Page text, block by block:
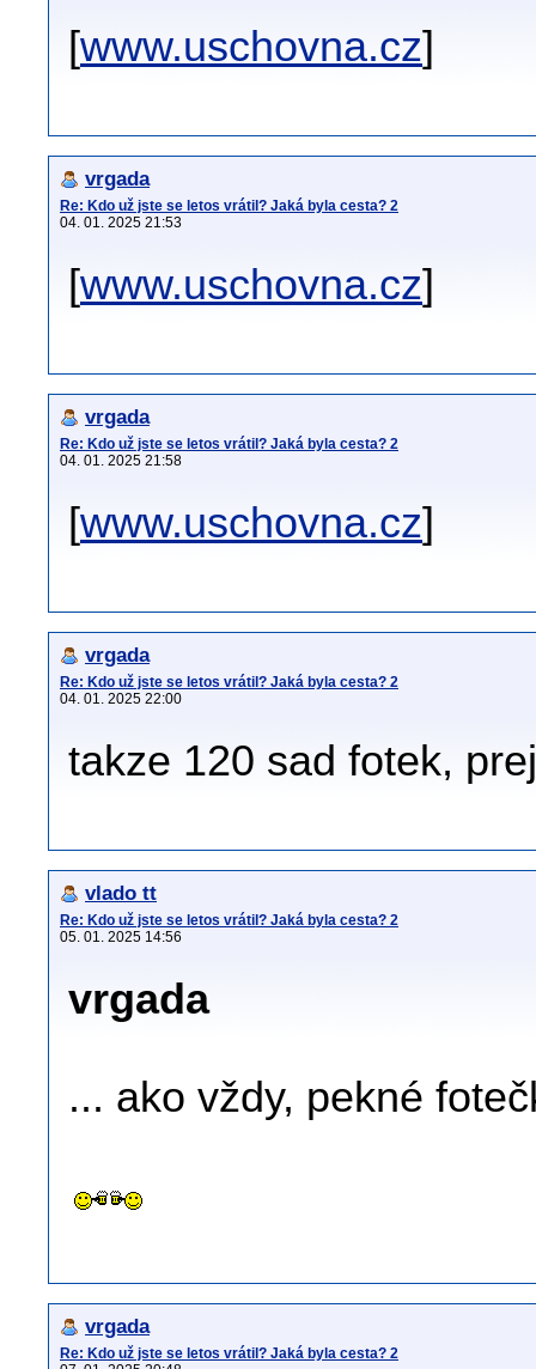
[www.uschovna.cz]
vrgada
Re: Kdo už jste se letos vrátil? Jaká byla cesta? 2
04. 01. 2025 21:53
[www.uschovna.cz]
vrgada
Re: Kdo už jste se letos vrátil? Jaká byla cesta? 2
04. 01. 2025 21:58
[www.uschovna.cz]
vrgada
Re: Kdo už jste se letos vrátil? Jaká byla cesta? 2
04. 01. 2025 22:00
takze 120 sad fotek,
vlado tt
Re: Kdo už jste se letos vrátil? Jaká byla cesta? 2
05. 01. 2025 14:56
vrgada
... ako vždy, pekné
vrgada
Re: Kdo už jste se letos vrátil? Jaká byla cesta? 2